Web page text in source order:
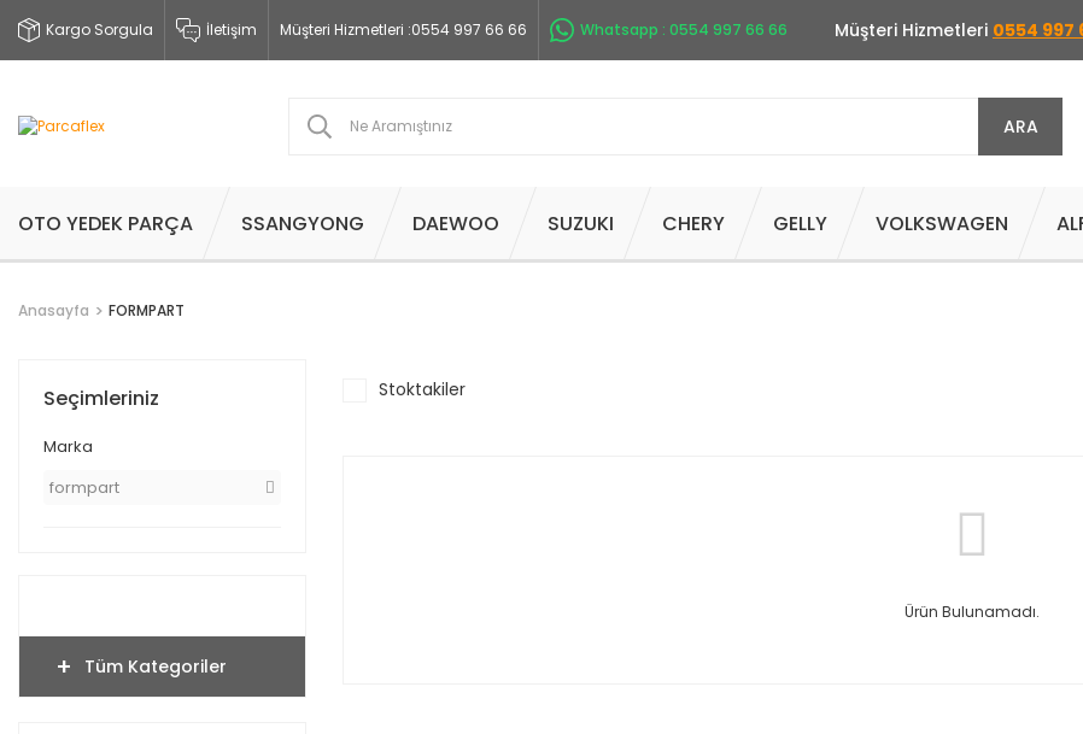
Kargo Sorgula İletişim Müşteri Hizmetleri :0554 997 66 66 Whatsapp : 0554 997 66 66 Müşteri Hizmetleri 0554 997
ARA
OTO YEDEK PARÇA SSANGYONG DAEWOO SUZUKI CHERY GELLY VOLKSWAGEN
Anasayfa FORMPART
Seçimleriniz
Marka
formpart
Tüm Kategoriler
Stoktakiler
Ürün Bulunamadı.